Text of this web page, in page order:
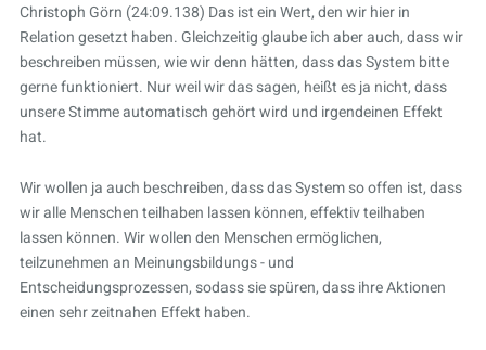
Christoph Görn (24:09.138) Das ist ein Wert, den wir hier in
Relation gesetzt haben. Gleichzeitig glaube ich aber auch, dass wir
beschreiben müssen, wie wir denn hätten, dass das System bitte
gerne funktioniert. Nur weil wir das sagen, heißt es ja nicht, dass
unsere Stimme automatisch gehört wird und irgendeinen Effekt
hat.
Wir wollen ja auch beschreiben, dass das System so offen ist, dass
wir alle Menschen teilhaben lassen können, effektiv teilhaben
lassen können. Wir wollen den Menschen ermöglichen,
teilzunehmen an Meinungsbildungs - und
Entscheidungsprozessen, sodass sie spüren, dass ihre Aktionen
einen sehr zeitnahen Effekt haben.